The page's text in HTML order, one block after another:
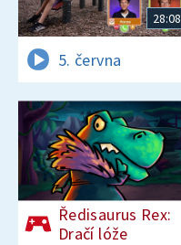
28:08
5. června
Ředisaurus Rex:
Dračí lóže